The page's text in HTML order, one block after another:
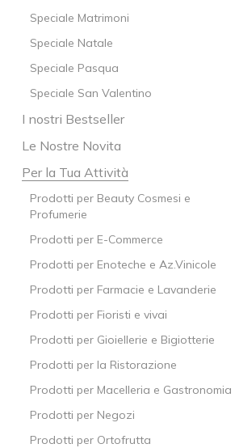
Speciale Matrimoni
Speciale Natale
Speciale Pasqua
Speciale San Valentino
I nostri Bestseller
Le Nostre Novita
Per la Tua Attività
Prodotti per Beauty Cosmesi e
Profumerie
Prodotti per E-Commerce
Prodotti per Enoteche e Az.Vinicole
Prodotti per Farmacie e Lavanderie
Prodotti per Fioristi e vivai
Prodotti per Gioiellerie e Bigiotterie
Prodotti per la Ristorazione
Prodotti per Macelleria e Gastronomia
Prodotti per Negozi
Prodotti per Ortofrutta